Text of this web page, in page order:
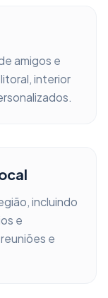
amigos e
interior
incluindo
e
e